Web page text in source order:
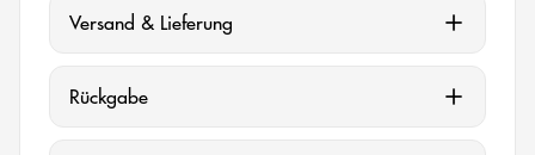
Versand & Lieferung
Rückgabe